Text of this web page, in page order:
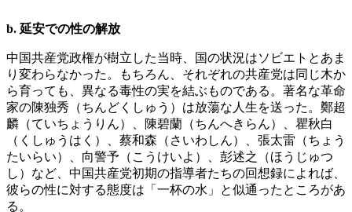
b. 延安での性の解放
中国共産党政権が樹立した当時、国の状況はソビエトとあま
り変わらなかった。もちろん、それぞれの共産党は同じ木か
ら育っても、異なる毒性の実を結ぶものである。著名な革命
家の陳独秀（ちんどくしゅう）は放蕩な人生を送った。鄭超
麟（ていちょうりん）、陳碧蘭（ちんへきらん）、瞿秋白
（くしゅうはく）、蔡和森（さいわしん）、張太雷（ちょう
たいらい）、向警予（こうけいよ）、彭述之（ほうじゅつ
し）など、中国共産党初期の指導者たちの回想録によれば、
彼らの性に対する態度は「一杯の水」と似通ったところがあ
る。